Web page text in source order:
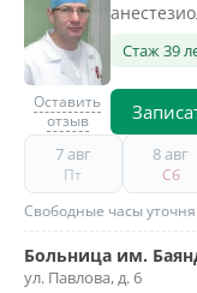
Оставить
отзыв
Стаж 39
7 авг
Пт
8 авг
Сб
Свободные часы
Больница им.
ул. Павлова, д. 6